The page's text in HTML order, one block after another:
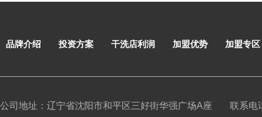
品牌介绍 投资方案 干洗店利润 加盟优势 加盟专区
公司地址：辽宁省沈阳市和平区三好街华强广场A座 联系电